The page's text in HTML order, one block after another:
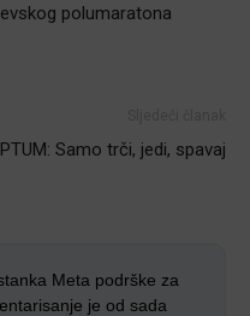
polumaratona
Samo trči, jedi, spavaj
Meta podrške za
je od sada